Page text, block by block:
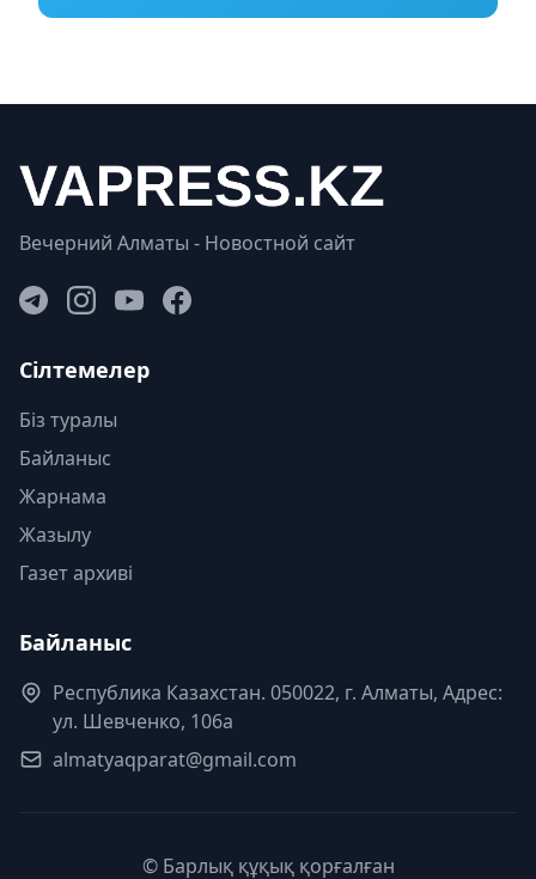
Вечерний Алматы - Новостной сайт
Сілтемелер
Біз туралы
Байланыс
Жарнама
Жазылу
Газет архиві
Байланыс
Республика Казахстан. 050022, г. Алматы, Адрес:
ул. Шевченко, 106а
almatyaqparat@gmail.com
© Барлық құқық қорғалған